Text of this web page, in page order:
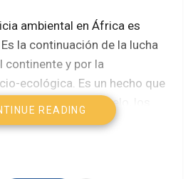
ambiental en África es
la continuación de la lucha
continente y por la
ecológica. Es un hecho que
nuestra vida: El suelo, los
entidades inanimadas o sin
READING